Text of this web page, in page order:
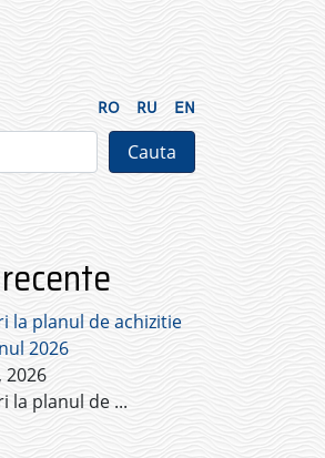
RO RU EN
la planul de achizitie
2026
2026
la planul de ...